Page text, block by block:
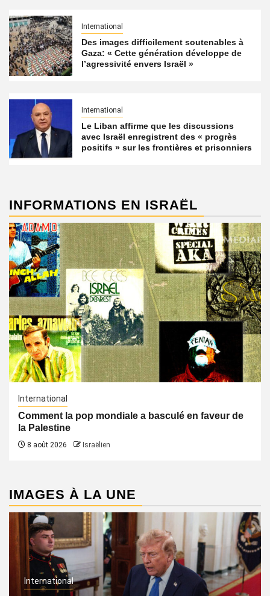
International
Des images difficilement soutenables à
Gaza: « Cette génération développe de
l’agressivité envers Israël »
International
Le Liban affirme que les discussions
avec Israël enregistrent des « progrès
positifs » sur les frontières et prisonniers
INFORMATIONS EN ISRAËL
International
Comment la pop mondiale a basculé en faveur de
la Palestine
8 août 2026 Israëlien
IMAGES À LA UNE
International